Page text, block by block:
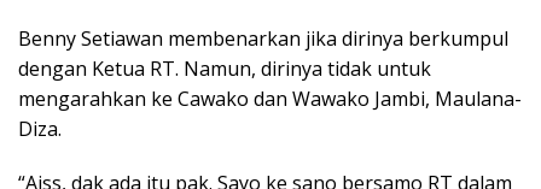
Benny Setiawan membenarkan jika dirinya berkumpul
dengan Ketua RT. Namun, dirinya tidak untuk
mengarahkan ke Cawako dan Wawako Jambi, Maulana-
Diza.
“Aiss, dak ada itu pak. Sayo ke sano bersamo RT dalam